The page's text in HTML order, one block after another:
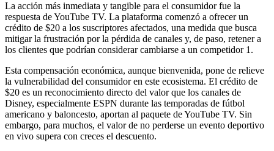
La acción más inmediata y tangible para el consumidor fue la
respuesta de YouTube TV. La plataforma comenzó a ofrecer un
crédito de $20 a los suscriptores afectados, una medida que busca
mitigar la frustración por la pérdida de canales y, de paso, retener a
los clientes que podrían considerar cambiarse a un competidor 1.
Esta compensación económica, aunque bienvenida, pone de relieve
la vulnerabilidad del consumidor en este ecosistema. El crédito de
$20 es un reconocimiento directo del valor que los canales de
Disney, especialmente ESPN durante las temporadas de fútbol
americano y baloncesto, aportan al paquete de YouTube TV. Sin
embargo, para muchos, el valor de no perderse un evento deportivo
en vivo supera con creces el descuento.